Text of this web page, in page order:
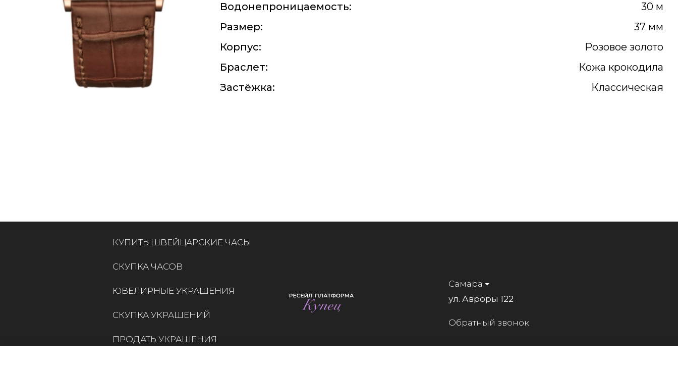
Водонепроницаемость:
30 м
Размер:
37 мм
Корпус:
Розовое золото
Браслет:
Кожа крокодила
Застёжка:
Классическая
КУПИТЬ ШВЕЙЦАРСКИЕ ЧАСЫ
СКУПКА ЧАСОВ
ЮВЕЛИРНЫЕ УКРАШЕНИЯ
СКУПКА УКРАШЕНИЙ
ПРОДАТЬ УКРАШЕНИЯ
Самара
ул. Авроры 122
Обратный звонок